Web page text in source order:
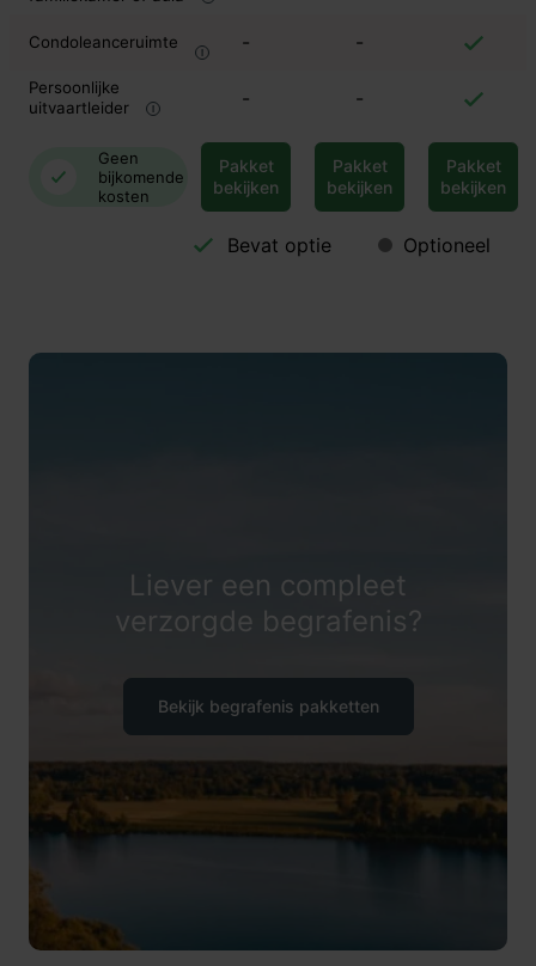
Condoleanceruimte - -
Persoonlijke
uitvaartleider
- -
Geen
bijkomende
kosten
Pakket
bekijken
Pakket
bekijken
Pakket
bekijken
Bevat optie Optioneel
Liever een compleet
verzorgde begrafenis?
Bekijk begrafenis pakketten